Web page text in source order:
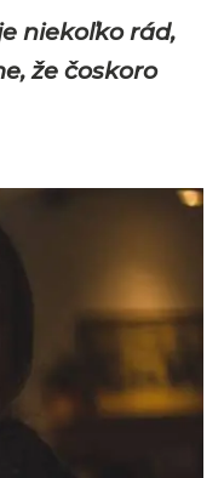
niekoľko rád,
že čoskoro